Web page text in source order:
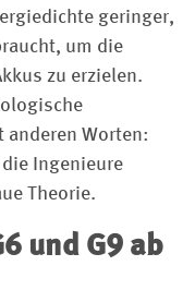
geringer,
um die
zu erzielen.
anderen Worten:
Ingenieure
Theorie.
und G9 ab